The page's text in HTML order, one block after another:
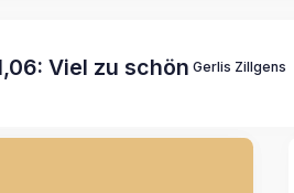
Viel zu schön Gerlis Zillgens